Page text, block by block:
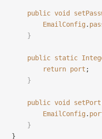
    public
void
        EmailConfig
.
    }
    public
static
        return
port ;
    }
    public
void setPort
        EmailConfig
.
    }
}